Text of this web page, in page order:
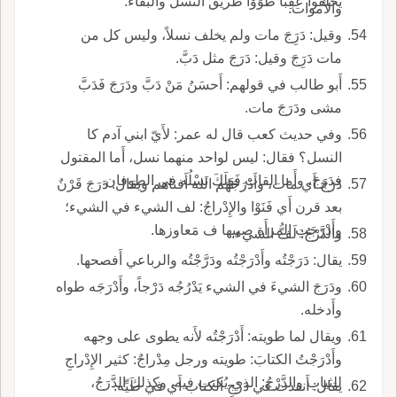
والأَموات.
وقيل: دَرَِجَ مات ولم يخلف نسلاً، وليس كل من
مات دَرَِجَ وقيل: دَرَجَ مثل دَبَّ.
أَبو طالب في قولهم: أَحسَنُ مَنْ دَبَّ ودَرَجَ فَدَبَّ
مشى ودَرَجَ مات.
وفي حديث كعب قال له عمر: لأَيّ ابني آدم كا
النسل؟ فقال: ليس لواحد منهما نسل، أَما المقتول
فدَرَجَ، وأَما القات فَهَلَكَ نَسْلُه في الطوفان.
دَرَجَ أَي مات، وأَدْرَجَهُم الله أَفناهم ويقال: دَرَجَ قَرْنٌ
بعد قرن أَي فَنَوْا والإِدْراجُ: لف الشيء في الشيء؛
وأَدْرَجَتِ المرأَة صبيها ف مَعاوزها.
والدَّرْجُ: لَفُّ الشيء.
يقال: دَرَجْتُه وأَدْرَجْتُه ودَرَّجْتُه والرباعي أَفصحها.
ودَرَجَ الشيءَ في الشيء يَدْرُجُه دَرْجاً، وأَدْرَجَه طواه
وأَدخله.
ويقال لما طويته: أَدْرَجْتُه لأَنه يطوى على وجهه
وأَدْرَجْتُ الكتابَ: طويته ورجل مِدْراجٌ: كثير الإِدْراجِ
للثياب والدَّرْجُ: الذي يُكتب فيه، وكذلك الدَّرَجُ،
يقال: أَنقذت في دَرْجِ الكتاب أَي في طَيِّه.